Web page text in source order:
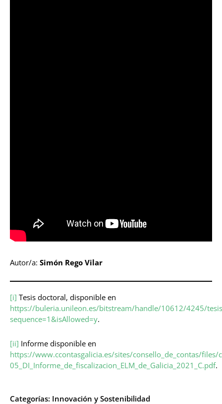
Autor/a: Simón Rego Vilar
[i] Tesis doctoral, disponible en
https://buleria.unileon.es/bitstream/handle/10612/4245/
sequence=1&isAllowed=y.
[ii] Informe disponible en
https://www.ccontasgalicia.es/sites/consello_de_contas/
05_DI_Informe_de_fiscalizacion_ELM_de_Galicia_2021_C.pdf.
Categorías: Innovación y Sostenibilidad